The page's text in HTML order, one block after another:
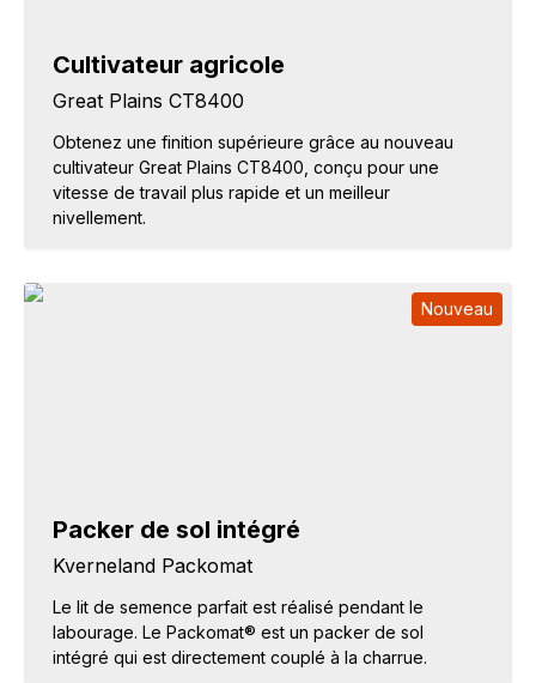
Cultivateur agricole
Great Plains CT8400
Obtenez une finition supérieure grâce au nouveau
cultivateur Great Plains CT8400, conçu pour une
vitesse de travail plus rapide et un meilleur
nivellement.
Nouveau
Packer de sol intégré
Kverneland Packomat
Le lit de semence parfait est réalisé pendant le
labourage. Le Packomat® est un packer de sol
intégré qui est directement couplé à la charrue.